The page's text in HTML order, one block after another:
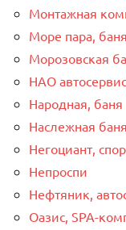
Монтажная
Море пара,
Морозовская
НАО автосервис
Народная, баня
Наслежная баня
Негоциант,
Непроспи
Нефтяник,
Оазис, SPA-